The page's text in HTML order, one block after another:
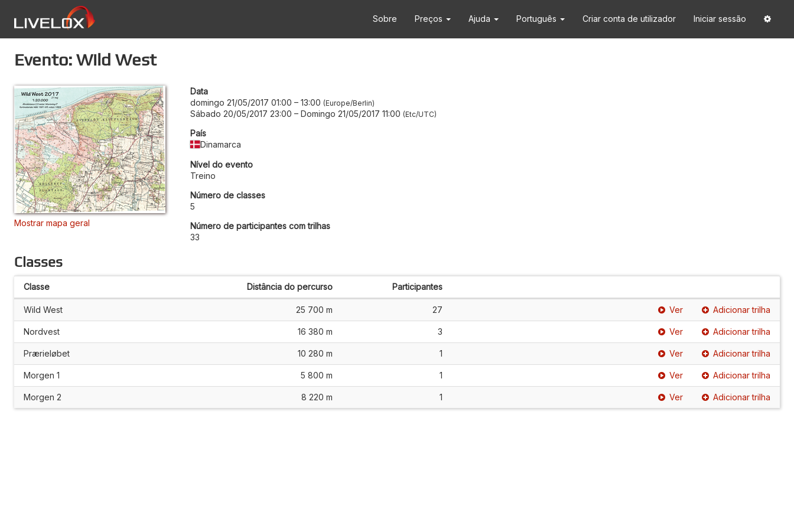
Sobre Preços Ajuda Português Criar conta de utilizador Iniciar sessão
Evento: Wild West
Mostrar mapa geral
Data
domingo 21/05/2017 01:00 – 13:00 Europe/Berlin
Sábado 20/05/2017 23:00 – Domingo 21/05/2017 11:00 Etc/UTC
País
Dinamarca
Nível do evento
Treino
Número de classes
5
Número de participantes com trilhas
33
Classes
Classe Distância do percurso Participantes
Wild West 25 700 m 27 Ver Adicionar trilha
Nordvest 16 380 m 3 Ver Adicionar trilha
Prærieløbet 10 280 m 1 Ver Adicionar trilha
Morgen 1 5 800 m 1 Ver Adicionar trilha
Morgen 2 8 220 m 1 Ver Adicionar trilha